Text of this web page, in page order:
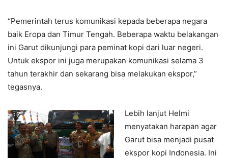
“Pemerintah terus komunikasi kepada beberapa negara
baik Eropa dan Timur Tengah. Beberapa waktu belakangan
ini Garut dikunjungi para peminat kopi dari luar negeri.
Untuk ekspor ini juga merupakan komunikasi selama 3
tahun terakhir dan sekarang bisa melakukan ekspor,”
tegasnya.
Lebih lanjut Helmi
menyatakan harapan agar
Garut bisa menjadi pusat
ekspor kopi Indonesia. Ini